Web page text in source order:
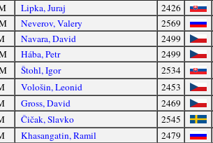
Lipka, Juraj
2426
Neverov, Valery
2569
Navara, David
2499
Hába, Petr
2499
Štohl, Igor
2534
Vološin, Leonid
2453
Gross, David
2469
Čičak, Slavko
2545
Khasangatin, Ramil
2479